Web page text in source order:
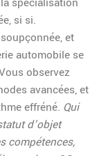
si si.
et
automobile se
observez
avancées, et
effréné. Qui
d’objet
compétences,